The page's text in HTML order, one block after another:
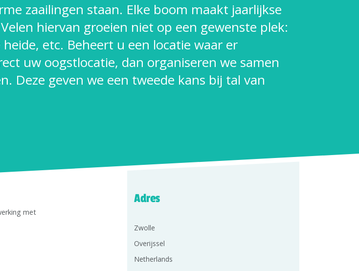
zaailingen staan. Elke boom maakt jaarlijkse
hiervan groeien niet op een gewenste plek:
etc. Beheert u een locatie waar er
uw oogstlocatie, dan organiseren we samen
Deze geven we een tweede kans bij tal van
met
Adres
Zwolle
Overijssel
Netherlands